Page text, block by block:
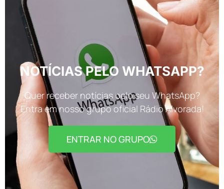
NOTÍCIAS PELO WHATSAPP?
Quer receber notícias pelo seu WhatsApp?
Entra em nosso grupo oficial Rádio Alvorada!
ENTRAR NO GRUPO